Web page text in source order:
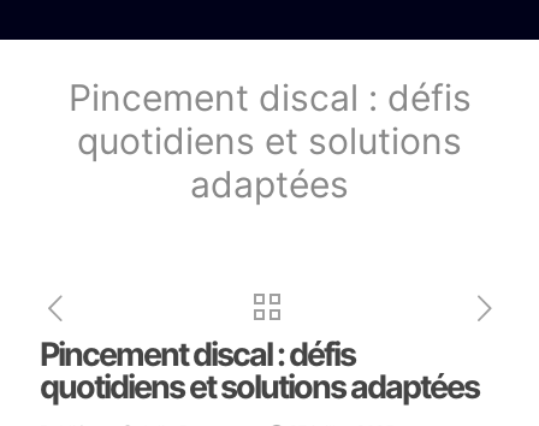
Pincement discal : défis
quotidiens et solutions
adaptées
Pincement discal : défis
quotidiens et solutions adaptées